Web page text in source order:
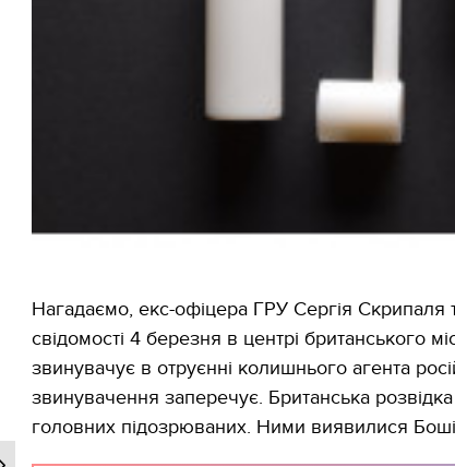
Нагадаємо, екс-офіцера ГРУ Сергія
свідомості 4 березня в центрі британського
звинувачує в отруєнні колишнього агента
звинувачення заперечує. Британська
головних підозрюваних. Ними виявилися